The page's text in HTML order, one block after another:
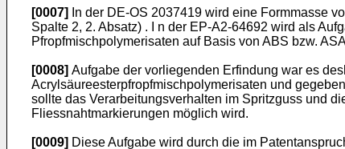
[0007]
In der DE-OS 2037419 wird eine Formmasse
Spalte 2, 2. Absatz) . I n der EP-A2-64692 wird als
Pfropfmischpolymerisaten auf Basis von ABS bzw.
[0008] Aufgabe der vorliegenden Erfindung war es
Acrylsäureesterpfropfmischpolymerisaten und
sollte das Verarbeitungsverhalten im Spritzguss und
Fliessnahtmarkierungen möglich wird.
[0009] Diese Aufgabe wird durch die im